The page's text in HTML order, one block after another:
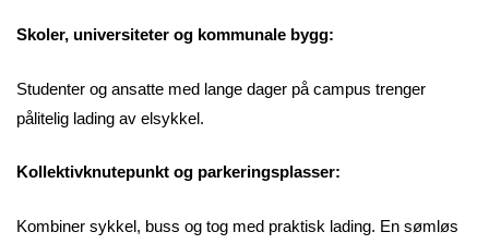
Skoler, universiteter og kommunale bygg:
Studenter og ansatte med lange dager på campus trenger
pålitelig lading av elsykkel.
Kollektivknutepunkt og parkeringsplasser:
Kombiner sykkel, buss og tog med praktisk lading. En sømløs